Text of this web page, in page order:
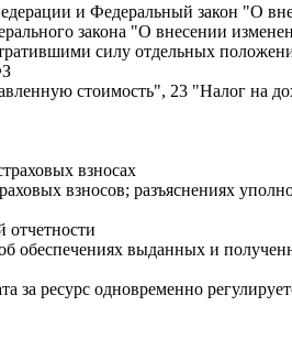
и Федеральный закон "О
закона "О внесении
силу отдельных
стоимость", 23 "Налог
взносах
взносов; разъяснениях
отчетности
об обеспечениях выданных и
за ресурс одновременно